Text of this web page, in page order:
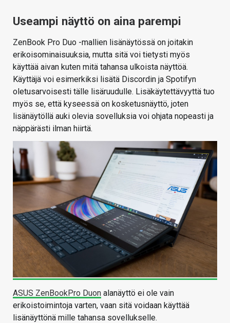
Useampi näyttö on aina parempi
ZenBook Pro Duo -mallien lisänäytössä on joitakin
erikoisominaisuuksia, mutta sitä voi tietysti myös
käyttää aivan kuten mitä tahansa ulkoista näyttöä.
Käyttäjä voi esimerkiksi lisätä Discordin ja Spotifyn
oletusarvoisesti tälle lisäruudulle. Lisäkäytettävyyttä tuo
myös se, että kyseessä on kosketusnäyttö, joten
lisänäytöllä auki olevia sovelluksia voi ohjata nopeasti ja
näppärästi ilman hiirtä.
ASUS ZenBookPro Duon alanäyttö ei ole vain
erikoistoimintoja varten, vaan sitä voidaan käyttää
lisänäyttönä mille tahansa sovellukselle.